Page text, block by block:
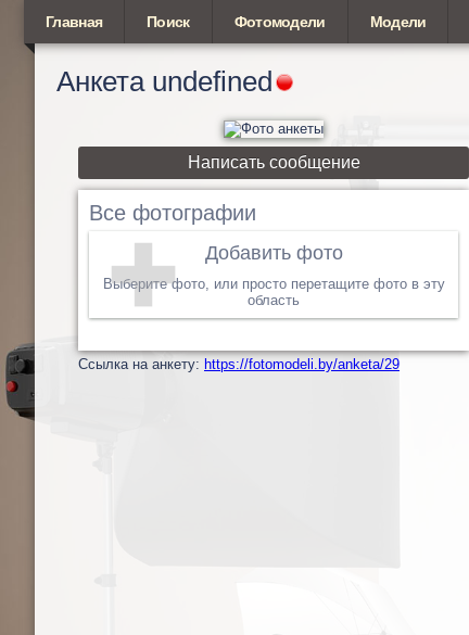
Главная Поиск Фотомодели Модели
Анкета undefined
Написать сообщение
Все фотографии
Добавить фото
Выберите фото, или просто перетащите фото в эту
область
Cсылка на анкету: https://fotomodeli.by/anketa/29